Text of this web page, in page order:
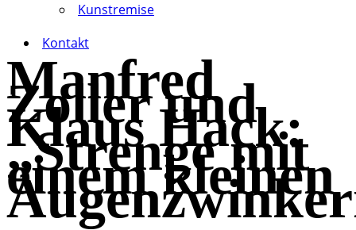
Kunstremise
Kontakt
Manfred
Zoller und
Klaus Hack:
„Strenge mit
einem kleinen